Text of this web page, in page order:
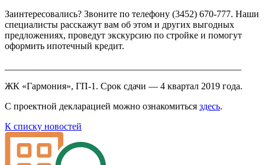
Заинтересовались? Звоните по телефону (3452) 670-777. Наши
специалисты расскажут вам об этом и других выгодных
предложениях, проведут экскурсию по стройке и помогут
оформить ипотечный кредит.
ЖК «Гармония», ГП-1. Срок сдачи — 4 квартал 2019 года.
С проектной декларацией можно ознакомиться здесь.
К списку новостей